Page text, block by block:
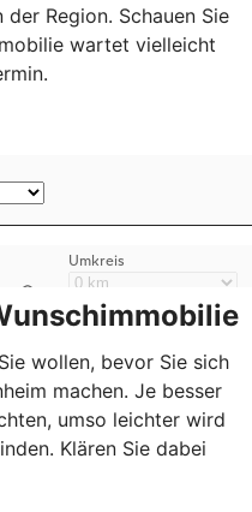
Region. Schauen Sie
wartet vielleicht
wollen, bevor Sie sich
machen. Je besser
umso leichter wird
Klären Sie dabei